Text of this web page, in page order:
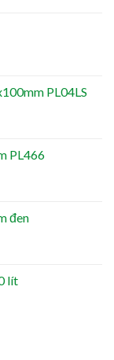
PL04LS
PL466
đen
lít